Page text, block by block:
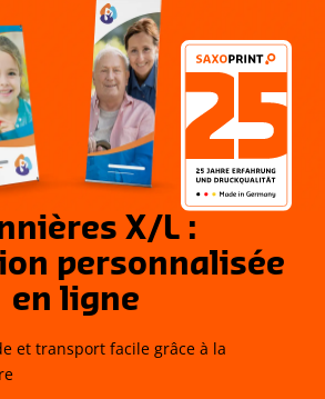
X/L :
personnalisée
en ligne
et transport facile grâce à la